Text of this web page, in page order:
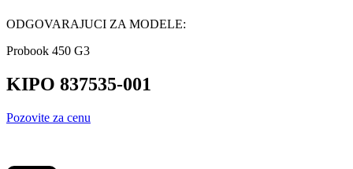
ODGOVARAJUCI ZA MODELE:
Probook 450 G3
KIPO 837535-001
Pozovite za cenu